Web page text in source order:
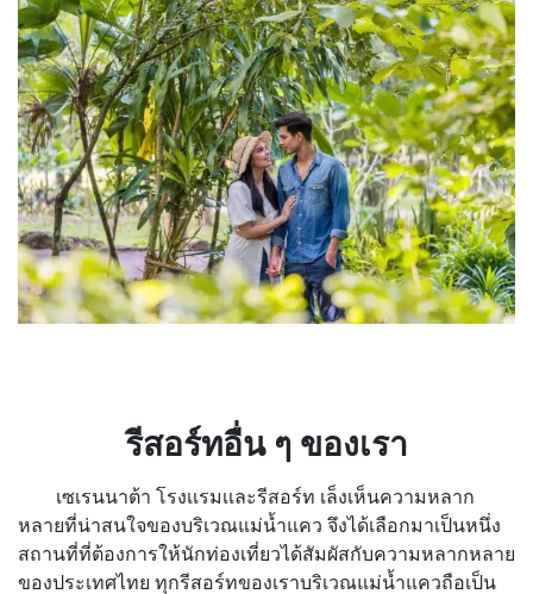
รีสอร์ทอื่น ๆ ของเรา
เซเรนนาต้า โรงเเรมเเละรีสอร์ท เล็งเห็นความหลาก
หลายที่น่าสนใจของบริเวณแม่น้ำแคว จึงได้เลือกมาเป็นหนึ่ง
สถานที่ที่ต้องการให้นักท่องเที่ยวได้สัมผัสกับความหลากหลาย
ของประเทศไทย ทุกรีสอร์ทของเราบริเวณแม่น้ำแควถือเป็น